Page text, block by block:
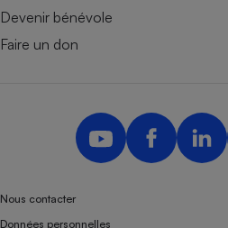
Devenir bénévole
Faire un don
Nous contacter
Données personnelles